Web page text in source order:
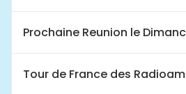
Prochaine Reunion le
Tour de France des